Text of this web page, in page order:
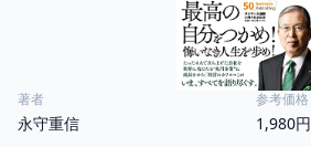
著者
永守重信
参考価格
1,980円